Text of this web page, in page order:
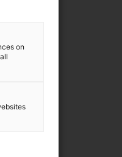
on